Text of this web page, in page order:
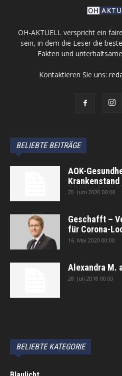
OH-AKTUELL verspricht ein
sein, in dem die Leser die
Fakten und
Kontaktieren Sie uns:
BELIEBTE BEITRÄGE
AOK-
20. Juni 2020 00:00
Geschafft –
für Corona-
16. Mai 2020 00:00
Alexandra M.
28. Juli 2018 00:00
BELIEBTE KATEGORIE